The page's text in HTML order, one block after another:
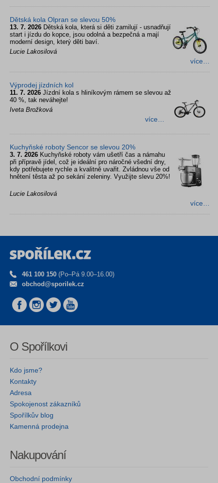
Dětská kola Olpran se slevou 50%
13. 7. 2026 Dětská kola, která si děti zamilují - usnadňují
start i jízdu do kopce, jsou odolná a bezpečná a mají
moderní design, který děti baví.
Lucie Lakosilová
více…
Výprodej jízdních kol
11. 7. 2026 Jízdní kola s hliníkovým rámem se slevou až
40 %, tak neváhejte!
Iveta Brožková
více…
Kuchyňské roboty Sencor se slevou 20%
3. 7. 2026 Kuchyňské roboty vám ušetří čas a námahu
při přípravě jídel, což je ideální pro náročné všední dny,
kdy potřebujete rychle a kvalitně uvařit. Zvládnou vše od
hnětení těsta až po sekání zeleniny. Využijte slevu 20%!
Lucie Lakosilová
více…
461 100 150 (Po–Pá 9.00–16.00)
obchod@sporilek.cz
O Spořílkovi
Kdo jsme?
Kontakty
Adresa
Spokojenost zákazníků
Spořílkův blog
Kamenná prodejna
Nakupování
Obchodní podmínky